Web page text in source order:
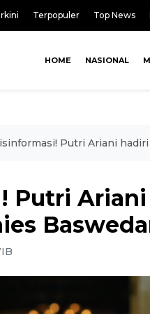
Terpopuler Top News
HOME NASIONAL
Putri Ariani
Putri